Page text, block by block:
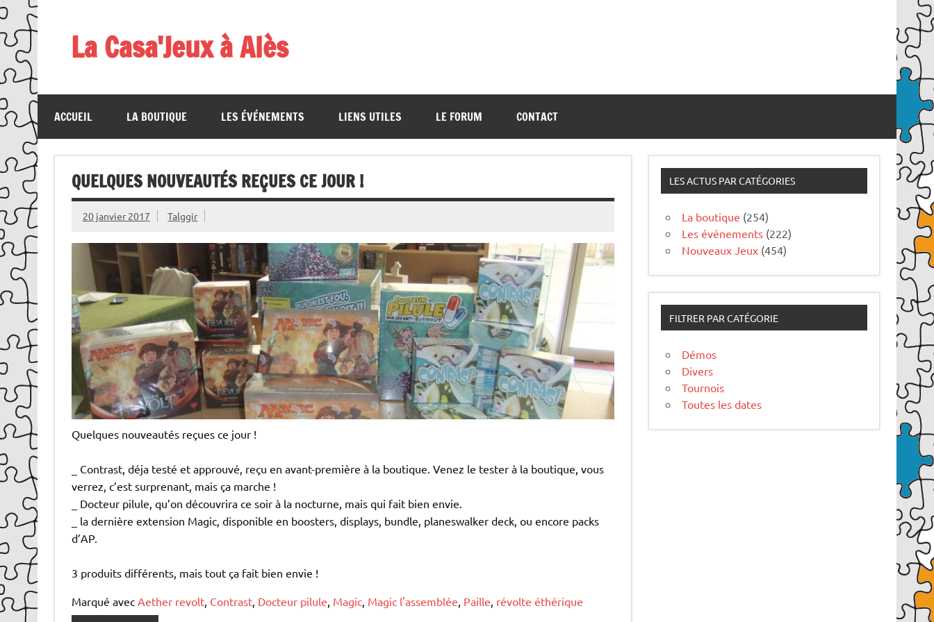
Skip
to
content
La Casa'Jeux à Alès
ACCUEIL LA BOUTIQUE LES ÉVÉNEMENTS LIENS UTILES LE FORUM CONTACT
QUELQUES NOUVEAUTÉS REÇUES CE JOUR !
20 janvier 2017 Talggir
Quelques nouveautés reçues ce jour !
_ Contrast, déja testé et approuvé, reçu en avant-première à la boutique. Venez le tester à la boutique, vous
verrez, c’est surprenant, mais ça marche !
_ Docteur pilule, qu’on découvrira ce soir à la nocturne, mais qui fait bien envie.
_ la dernière extension Magic, disponible en boosters, displays, bundle, planeswalker deck, ou encore packs
d’AP.
3 produits différents, mais tout ça fait bien envie !
Marqué avec Aether revolt, Contrast, Docteur pilule, Magic, Magic l'assemblée, Paille, révolte éthérique
LES ACTUS PAR CATÉGORIES
La boutique (254)
Les événements (222)
Nouveaux Jeux (454)
FILTRER PAR CATÉGORIE
Démos
Divers
Tournois
Toutes les dates